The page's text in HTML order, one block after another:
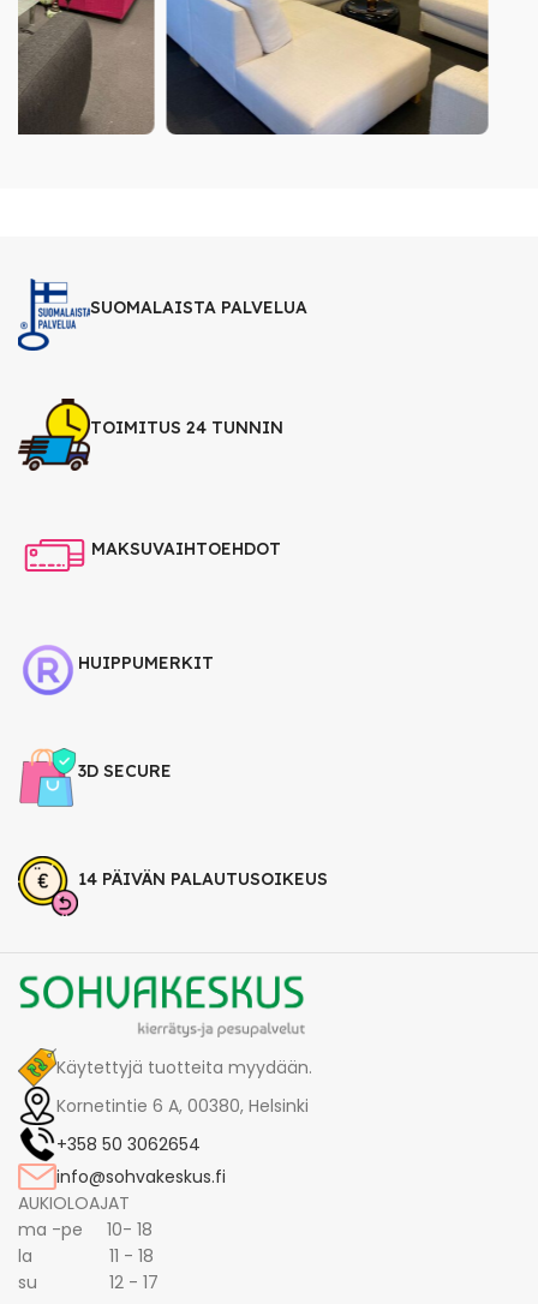
SUOMALAISTA PALVELUA
TOIMITUS 24 TUNNIN
MAKSUVAIHTOEHDOT
HUIPPUMERKIT
3D SECURE
14 PÄIVÄN PALAUTUSOIKEUS
Käytettyjä tuotteita myydään.
Kornetintie 6 A, 00380, Helsinki
+358 50 3062654
info@sohvakeskus.fi
AUKIOLOAJAT
ma -pe 10- 18
la 11 - 18
su 12 - 17